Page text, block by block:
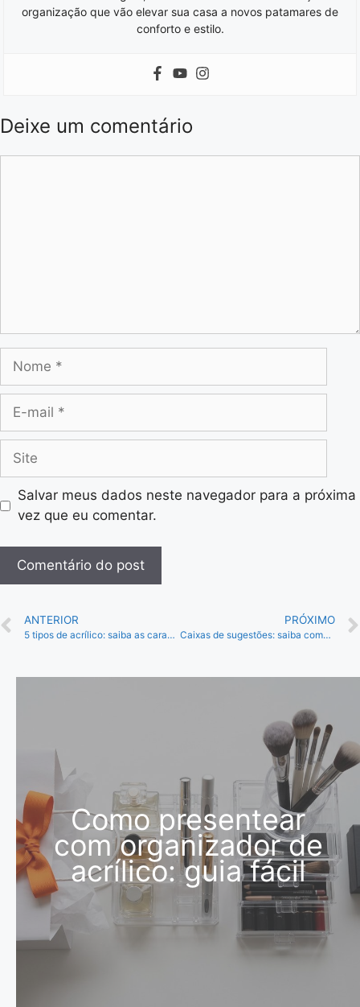
organização que vão elevar sua casa a novos patamares de
conforto e estilo.
Deixe um comentário
Salvar meus dados neste navegador para a próxima
vez que eu comentar.
ANTERIOR
5 tipos de acrílico: saiba as características e diferenças
PRÓXIMO
Caixas de sugestões: saiba como implementar e escolher!
Como presentear
com organizador de
acrílico: guia fácil